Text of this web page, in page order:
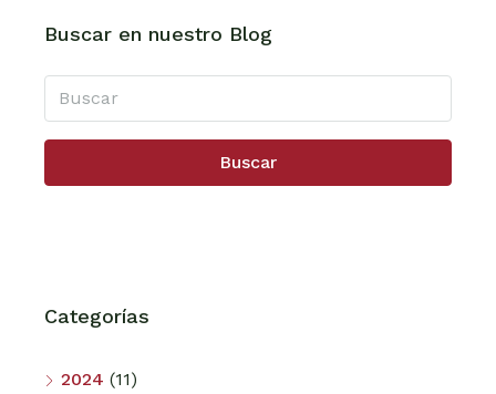
Buscar en nuestro Blog
Buscar
Categorías
2024 (11)